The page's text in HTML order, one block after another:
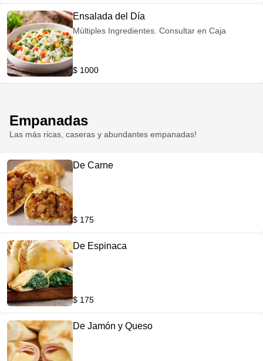
Ensalada del Día
Múltiples Ingredientes. Consultar en Caja
$ 1000
Empanadas
Las más ricas, caseras y abundantes empanadas!
De Carne
$ 175
De Espinaca
$ 175
De Jamón y Queso